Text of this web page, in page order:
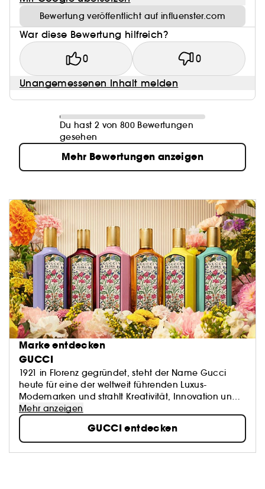
Bewertung veröffentlicht auf influenster.com
War diese Bewertung hilfreich?
0 0
Unangemessenen Inhalt melden
Du hast 2 von 800 Bewertungen
gesehen
Mehr Bewertungen anzeigen
Marke entdecken
GUCCI
1921 in Florenz gegründet, steht der Name Gucci
heute für eine der weltweit führenden Luxus-
Modemarken und strahlt Kreativität, Innovation und
italienische Handwerkskunst aus. Die Marke Gucci
gehört zum französischen Luxusgüter-Konzern
KeringGroup, welcher weltweit Mode und
Accessoires vertreibt und in welchem eine Vielzahl
weiterer Luxus-, Sport- und Lifestyle-Marken vertreten
Mehr anzeigen
GUCCI entdecken